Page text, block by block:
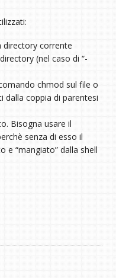
directory corrente
(nel caso di “-
chmod sul file o
dalla coppia di parentesi
Bisogna usare il
senza di esso il
e “mangiato” dalla shell